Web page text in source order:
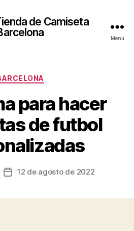
de Camiseta
Menú
Categorías
para hacer
de futbol
Fecha12 de agosto de 2022